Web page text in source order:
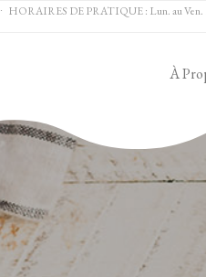
∙ HORAIRES DE PRATIQUE : Lun. au Ven.
À